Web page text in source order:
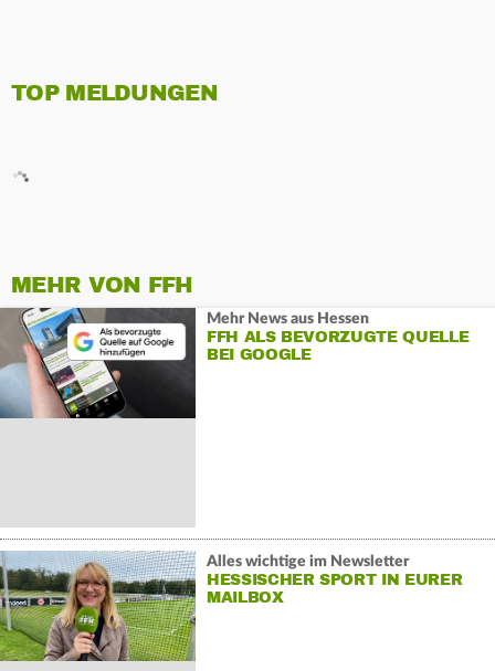
TOP MELDUNGEN
MEHR VON FFH
Mehr News aus Hessen
FFH ALS BEVORZUGTE QUELLE
BEI GOOGLE
Alles wichtige im Newsletter
HESSISCHER SPORT IN EURER
MAILBOX